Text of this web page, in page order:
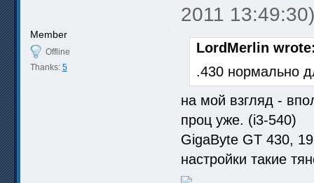
2011 13:49:30)
Member
Offline
Thanks: 5
LordMerlin
.430 нормально
на мой взгляд -
проц уже. (i3-540)
GigaByte GT 430,
настройки такие